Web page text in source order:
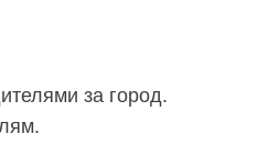
за город.